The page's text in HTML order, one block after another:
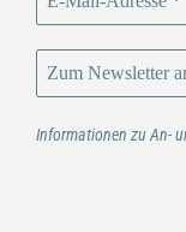
Informationen zu An-